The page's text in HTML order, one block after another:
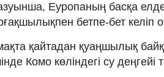
Еуропаның басқа
бетпе-бет келіп
қайтадан қуаңшылық
Комо көліндегі су деңгейі